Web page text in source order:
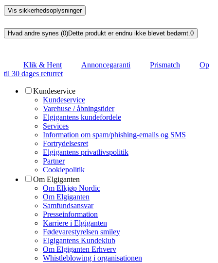
Vis sikkerhedsoplysninger
Hvad andre synes (0)Dette produkt er endnu ikke blevet bedømt.0
Klik & Hent Annoncegaranti Prismatch
Op
til 30 dages returret
Kundeservice
Kundeservice
Varehuse / åbningstider
Elgigantens kundefordele
Services
Information om spam/phishing-emails og SMS
Fortrydelsesret
Elgigantens privatlivspolitik
Partner
Cookiepolitik
Om Elgiganten
Om Elkjøp Nordic
Om Elgiganten
Samfundsansvar
Presseinformation
Karriere i Elgiganten
Fødevarestyrelsen smiley
Elgigantens Kundeklub
Om Elgiganten Erhverv
Whistleblowing i organisationen